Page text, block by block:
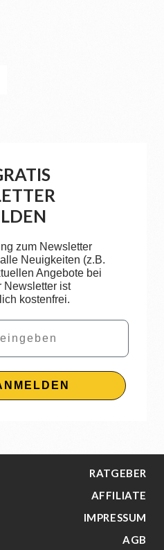
zum Newsletter
Neuigkeiten (z.B.
Angebote bei
Newsletter ist
kostenfrei.
RATGEBER
AFFILIATE
IMPRESSUM
AGB